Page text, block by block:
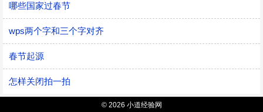
哪些国家过春节
wps两个字和三个字对齐
春节起源
怎样关闭拍一拍
© 2026 小道经验网